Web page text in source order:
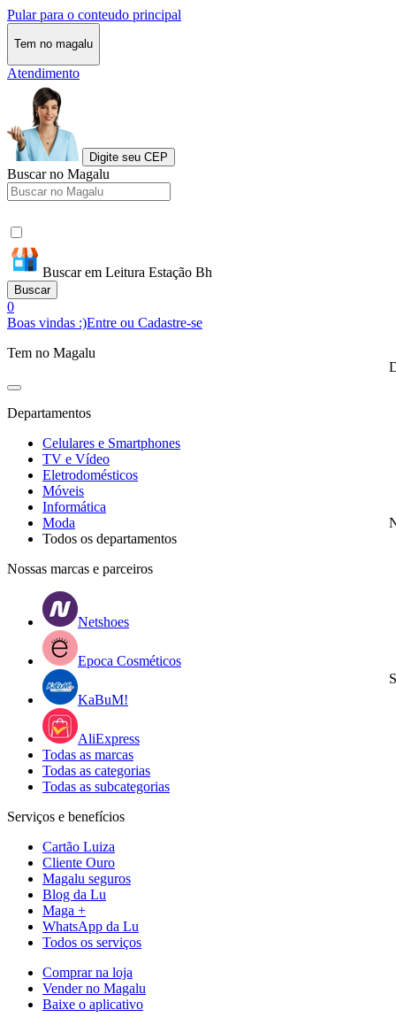
Pular para o conteudo principal
Tem no magalu
Atendimento
Digite seu CEP
Buscar no Magalu
Buscar em Leitura Estação Bh
Buscar
0
Boas vindas :)Entre ou Cadastre-se
Tem no Magalu
Departamentos
Celulares e Smartphones
TV e Vídeo
Eletrodomésticos
Móveis
Informática
Moda
Todos os departamentos
Nossas marcas e parceiros
Netshoes
Epoca Cosméticos
KaBuM!
AliExpress
Todas as marcas
Todas as categorias
Todas as subcategorias
Serviços e benefícios
Cartão Luiza
Cliente Ouro
Magalu seguros
Blog da Lu
Maga +
WhatsApp da Lu
Todos os serviços
Comprar na loja
Vender no Magalu
Baixe o aplicativo